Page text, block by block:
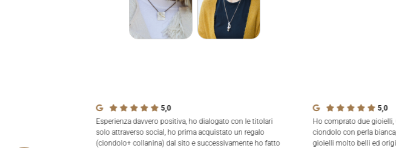
5,0
Esperienza davvero positiva, ho dialogato con le titolari
solo attraverso social, ho prima acquistato un regalo
(ciondolo+ collanina) dal sito e successivamente ho fatto
5,0
Ho comprato due
ciondolo con perla
gioielli molto belli ed